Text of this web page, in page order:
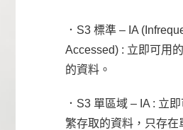
．S3 標準 – IA
Accessed) : 立即可用
的資料。
．S3 單區域 – IA : 立
繁存取的資料，只存在